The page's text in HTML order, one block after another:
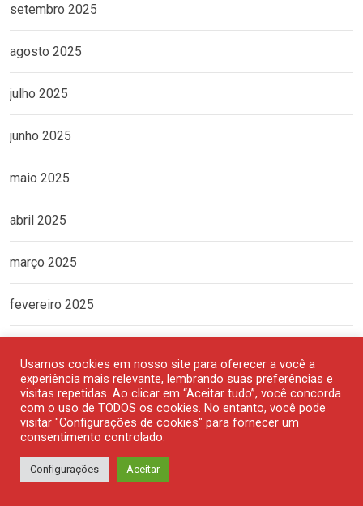
setembro 2025
agosto 2025
julho 2025
junho 2025
maio 2025
abril 2025
março 2025
fevereiro 2025
dezembro 2024
novembro 2024
outubro 2024
Usamos cookies em nosso site para oferecer a você a
experiência mais relevante, lembrando suas preferências e
visitas repetidas. Ao clicar em “Aceitar tudo”, você concorda
com o uso de TODOS os cookies. No entanto, você pode
visitar "Configurações de cookies" para fornecer um
consentimento controlado.
Configurações Aceitar